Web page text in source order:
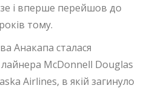
і вперше перейшов до
тому.
Анакапа сталася
лайнера McDonnell Douglas
Airlines, в якій загинуло